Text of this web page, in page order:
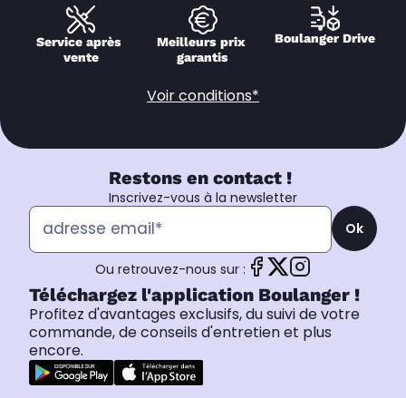
Service après
vente
Meilleurs prix
garantis
Boulanger Drive
Voir conditions*
Restons en contact !
Inscrivez-vous à la newsletter
Ok
Ou retrouvez-nous sur :
Téléchargez l'application Boulanger !
Profitez d'avantages exclusifs, du suivi de votre
commande, de conseils d'entretien et plus
encore.